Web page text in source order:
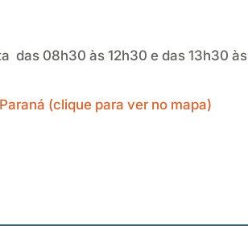
das 08h30 às 12h30 e das 13h30 às
(clique para ver no mapa)